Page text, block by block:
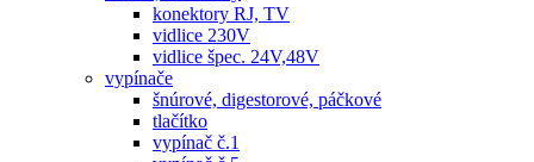
konektory RJ, TV
vidlice 230V
vidlice špec. 24V,48V
vypínače
šnúrové, digestorové, páčkové
tlačítko
vypínač č.1